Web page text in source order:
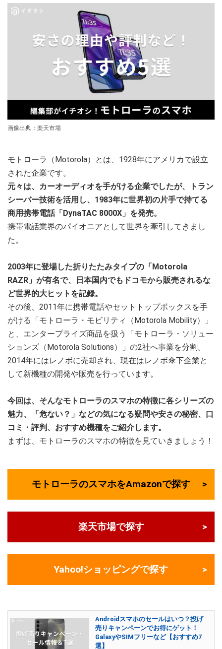
画像出典：楽天市場
モトローラ（Motorola）とは、1928年にアメリカで設立
された企業です。
元々は、カーオーディオを手がける企業でしたが、トラン
シーバー技術を活用し、1983年に世界初の片手で持てる
商用携帯電話「DynaTAC 8000X」を発売。
携帯電話業界のパイオニアとして世界を牽引してきまし
た。
2003年に登場した折りたたみタイプの「Motorola
RAZR」が有名で、日本国内でもドコモから販売されるな
ど世界的大ヒットを記録。
その後、2011年に携帯電話やセットトップボックスを手
がける「モトローラ・モビリティ（Motorola Mobility）」
と、エンタープライズ商品を扱う「モトローラ・ソリュー
ションズ（Motorola Solutions）」の2社へ事業を分割。
2014年にはレノボに売却され、現在はレノボ傘下企業と
して新機種の開発や販売を行っています。
今回は、そんなモトローラのスマホの特徴に各シリーズの
魅力、「危ない？」などの気になる疑問や安さの秘密、口
コミ・評判、おすすめ機種をご紹介します。
まずは、モトローラのスマホの特徴を見ていきましょう！
モトローラのスマホをAmazonで探す
楽天市場で探す
Yahoo!ショッピングで探す
Androidスマホのセールはいつ？投げ
売りキャンペーンでお得にゲット！
GalaxyやSIMフリーなど【おすすめ7
選】